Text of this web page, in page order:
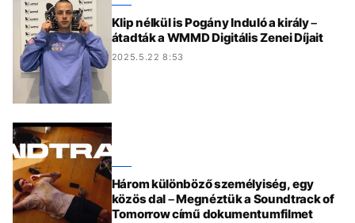
Klip nélkül is Pogány Induló a király –
átadták a WMMD Digitális Zenei Díjait
2025.5.22 8:53
Három különböző személyiség, egy
közös dal – Megnéztük a Soundtrack of
Tomorrow című dokumentumfilmet